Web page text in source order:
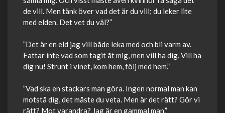
de vill. Men tänk över vad det är du vill; du leker lite
med elden. Det vet du väl?”
”Det är en eld jag vill både leka med och bli varm av.
Fattar inte vad som tagit åt mig, men vill ha dig. Vill ha
dig nu! Strunt i vinet, kom hem, följ med hem.”
”Vad ska en stackars man göra. Ingen normal man kan
motstå dig, det måste du veta. Men är det rätt? Gör vi
rätt? Mot varandra? Jag är en gammal man.”